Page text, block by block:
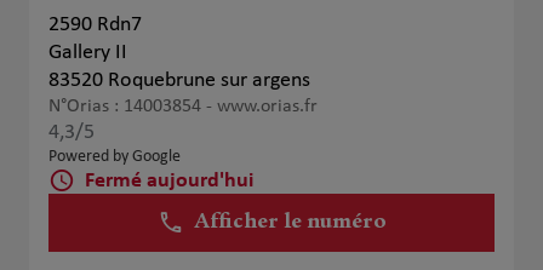
2590 Rdn7
Gallery II
83520 Roquebrune sur argens
N°Orias : 14003854 - www.orias.fr
4,3/5
Powered by Google
Fermé aujourd'hui
Afficher le numéro